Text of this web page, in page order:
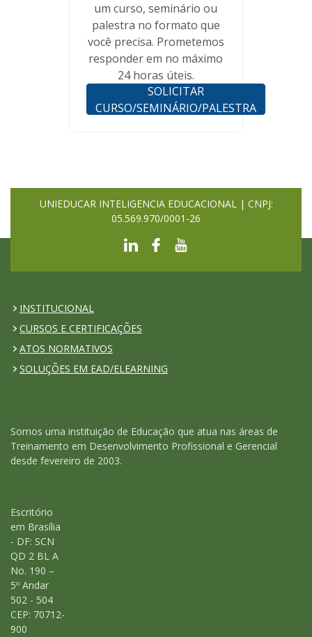
um curso, seminário ou
palestra no formato que
você precisa. Prometemos
responder em no máximo
24 horas úteis.
SOLICITAR
CURSO/SEMINÁRIO/PALESTRA
UNIEDUCAR INTELIGENCIA EDUCACIONAL | CNPJ:
05.569.970/0001-26
INSTITUCIONAL
CURSOS E CERTIFICAÇÕES
ATOS NORMATIVOS
SOLUÇÕES EM EAD/ELEARNING
Somos uma instituição de Educação que atua nas áreas de
Treinamento em Desenvolvimento Profissional e Gerencial
desde fevereiro de 2003.
Escritório
em Brasília
- DF: SCN
QD 2 BL A
No. 190 –
5º Andar
502 - 504
CEP: 70712-
900